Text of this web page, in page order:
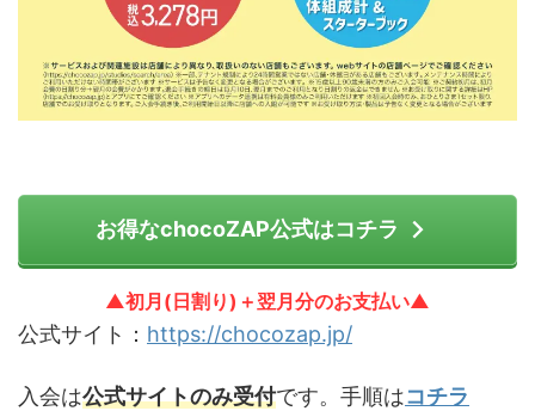
お得なchocoZAP公式はコチラ
▲初月(日割り)＋翌月分のお支払い▲
公式サイト： https://chocozap.jp/
入会は公式サイトのみ受付です。手順はコチラ